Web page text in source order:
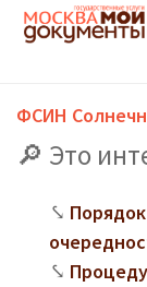
ФСИН
Это